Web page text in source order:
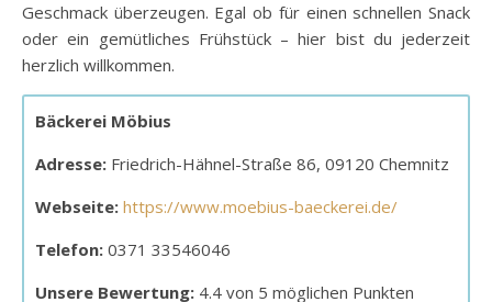
Geschmack überzeugen. Egal ob für einen schnellen Snack
oder ein gemütliches Frühstück – hier bist du jederzeit
herzlich willkommen.
Bäckerei Möbius
Adresse: Friedrich-Hähnel-Straße 86, 09120 Chemnitz
Webseite: https://www.moebius-baeckerei.de/
Telefon: 0371 33546046
Unsere Bewertung: 4.4 von 5 möglichen Punkten